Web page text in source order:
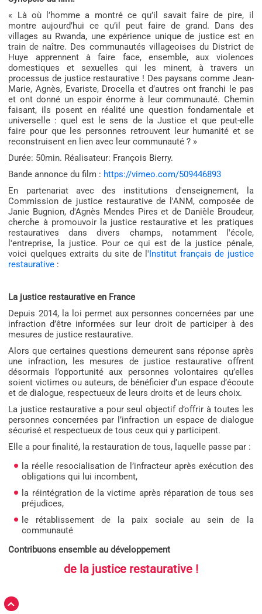
« Là où l’homme a montré ce qu’il savait faire de pire, il
montre aujourd’hui ce qu’il peut faire de grand. Dans des
villages au Rwanda, une expérience unique de justice est en
train de naître. Des communautés villageoises du District de
Huye apprennent à faire face, ensemble, aux violences
domestiques et sexuelles qui les minent, à travers un
processus de justice restaurative ! Des paysans comme Jean-
Marie, Agnès, Evariste, Drocella et d’autres ont franchi le pas
et ont donné un espoir énorme à leur communauté. Chemin
faisant, ils posent en réalité une question fondamentale et
universelle : quel est le sens de la Justice et que peut-elle
faire pour que les personnes retrouvent leur humanité et se
reconstruisent en lien avec leur communauté ? »
Durée: 50min. Réalisateur: François Bierry.
Bande annonce du film : https://vimeo.com/509446893
En partenariat avec des institutions d'enseignement, la
Commission de justice restaurative de l'ANM, composée de
Janie Bugnion, d'Agnès Mendes Pires et de Danièle Broudeur,
cherche à promouvoir la justice restaurative et les pratiques
restauratives dans divers champs, notamment l'école,
l'entreprise, la justice. Pour ce qui est de la justice pénale,
voici quelques extraits du site de l' Institut français de justice
restaurative :
La justice restaurative en France
Depuis 2014, la loi permet aux personnes concernées par une
infraction d’être informées sur leur droit de participer à des
mesures de justice restaurative.
Alors que certaines questions demeurent sans réponse après
une infraction, les mesures de justice restaurative offrent
désormais l’opportunité aux personnes volontaires qu’elles
soient victimes ou auteurs, de bénéficier d’un espace d’écoute
et de dialogue, respectueux de leurs droits et de leurs choix.
La justice restaurative a pour seul objectif d’offrir à toutes les
personnes concernées par l’infraction un espace de dialogue
sécurisé et respectueux de tous ceux qui y participent.
Elle a pour finalité, la restauration de tous, laquelle passe par :
la réelle resocialisation de l’infracteur après exécution des
obligations qui lui incombent,
la réintégration de la victime après réparation de tous ses
préjudices,
le rétablissement de la paix sociale au sein de la
communauté
Contribuons ensemble au développement
de la justice restaurative !